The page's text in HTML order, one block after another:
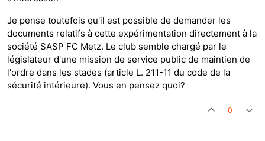
Je pense toutefois qu'il est possible de demander les
documents relatifs à cette expérimentation directement à la
société SASP FC Metz. Le club semble chargé par le
législateur d'une mission de service public de maintien de
l'ordre dans les stades (article L. 211-11 du code de la
sécurité intérieure). Vous en pensez quoi?
0